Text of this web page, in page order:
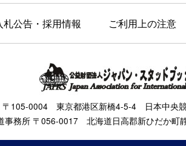
札公告・採用情報 ご利用上の注意
〒105-0004 東京都港区新橋4-5-4 日本中
事務所 〒056-0017 北海道日高郡新ひだか